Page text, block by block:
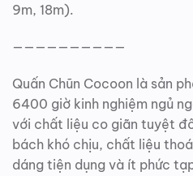
9m, 18m).
——————————
Quấn Chũn Cocoon là sản
6400 giờ kinh nghiệm ngủ
với chất liệu co giãn tuyệt
bách khó chịu, chất liệu
dáng tiện dụng và ít phức